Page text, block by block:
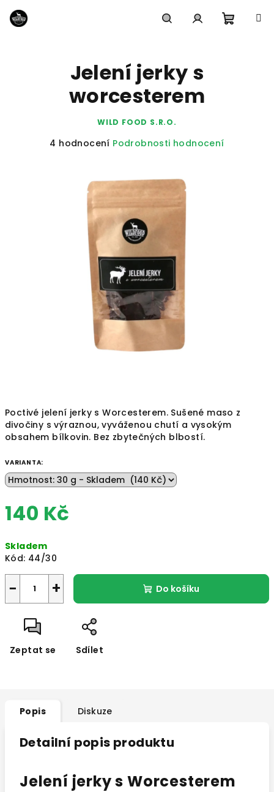
na
obsah
Poctivé jelení jerky s Worcesterem. Sušené maso z
divočiny s výraznou, vyváženou chutí a vysokým
obsahem bílkovin. Bez zbytečných blbostí.
VARIANTA:
140 Kč
cena:
Skladem
Kód: 44/30
+
− Do košíku
Zeptat se Sdílet
Jelení jerky s
worcesterem
WILD FOOD S.R.O.
Průměrné
hvězdiček.
4 hodnocení Podrobnosti hodnocení
Popis Diskuze
Detailní popis produktu
Jelení jerky s Worcesterem